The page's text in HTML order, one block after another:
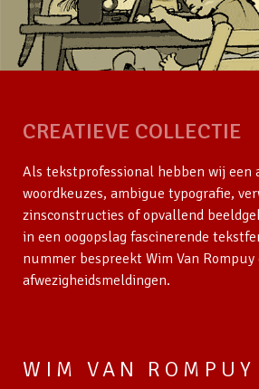
CREATIEVE COLLECTIE
Als tekstprofessional hebben wij een
woordkeuzes, ambigue typografie,
zinsconstructies of opvallend
in een oogopslag fascinerende
nummer bespreekt Wim Van
afwezigheidsmeldingen.
WIM VAN ROMPUY